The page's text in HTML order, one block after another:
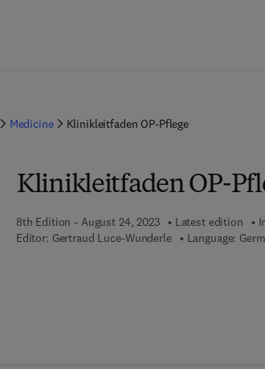
Medicine Klinikleitfaden OP-Pflege
Klinikleitfaden OP-
8th Edition - August 24, 2023 Latest edition
Editor: Gertraud Luce-Wunderle Language: